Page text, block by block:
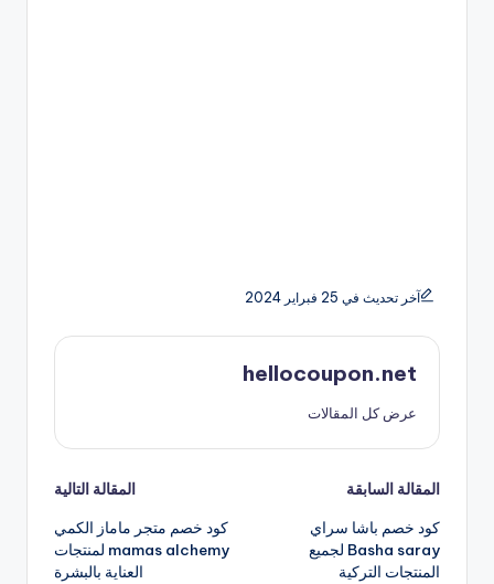
آخر تحديث في 25 فبراير 2024
hellocoupon.net
عرض كل المقالات
تصفّح
المقالات
المقالة السابقة
كود خصم باشا سراي
Basha saray لجميع
المنتجات التركية
المقالة التالية
كود خصم متجر ماماز الكمي
mamas alchemy لمنتجات
العناية بالبشرة